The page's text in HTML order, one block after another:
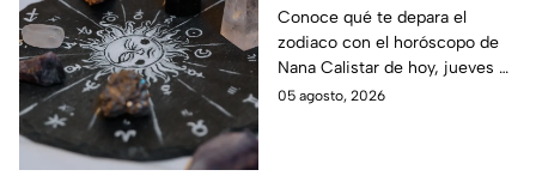
de agosto: a estos
signos se les abren las
puertas del dinero
Conoce qué te depara el
zodiaco con el horóscopo de
Nana Calistar de hoy, jueves 6
de agosto. ¿Será dinero o
05 agosto, 2026